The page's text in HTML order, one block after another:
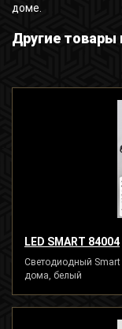
доме.
Другие товары
LED SMART 84004
Светодиодный Smart
дома, белый